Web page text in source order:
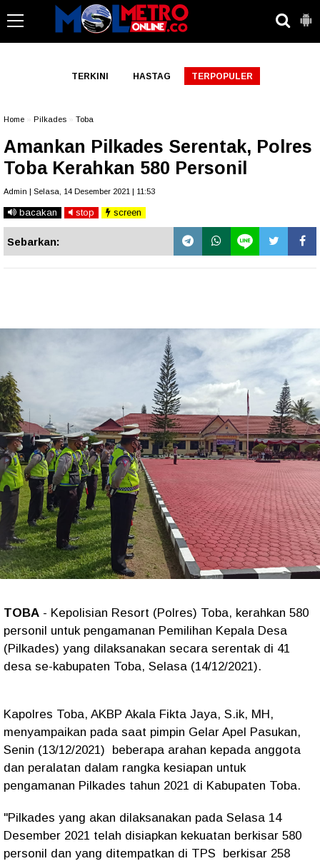
TERKINI HASTAG TERPOPULER
Home Pilkades Toba
Amankan Pilkades Serentak, Polres
Toba Kerahkan 580 Personil
Admin | Selasa, 14 Desember 2021 | 11:53
bacakan stop screen
Sebarkan:
TOBA - Kepolisian Resort (Polres) Toba, kerahkan 580
personil untuk pengamanan Pemilihan Kepala Desa
(Pilkades) yang dilaksanakan secara serentak di 41
desa se-kabupaten Toba, Selasa (14/12/2021).
Kapolres Toba, AKBP Akala Fikta Jaya, S.ik, MH,
menyampaikan pada saat pimpin Gelar Apel Pasukan,
Senin (13/12/2021) beberapa arahan kepada anggota
dan peralatan dalam rangka kesiapan untuk
pengamanan Pilkades tahun 2021 di Kabupaten Toba.
"Pilkades yang akan dilaksanakan pada Selasa 14
Desember 2021 telah disiapkan kekuatan berkisar 580
personil dan yang ditempatkan di TPS berkisar 258